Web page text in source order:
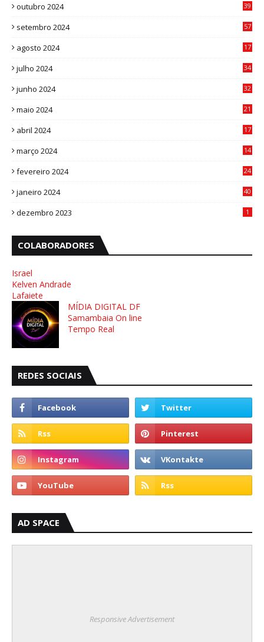
outubro 2024
39
setembro 2024
57
agosto 2024
17
julho 2024
34
junho 2024
32
maio 2024
21
abril 2024
17
março 2024
14
fevereiro 2024
24
janeiro 2024
40
dezembro 2023 1
COLABORADORES
Israel
Kelven Andrade
Lafaiete
MÍDIA DIGITAL DF
Samambaia On line
Tempo Real
REDES SOCIAIS
AD SPACE
Responsive Advertisement